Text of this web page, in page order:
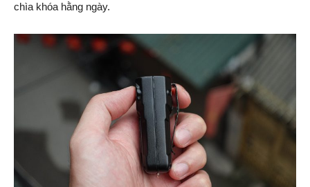
chìa khóa hằng ngày.